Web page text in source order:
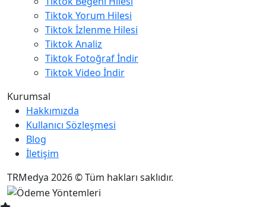
Tiktok Yorum Hilesi
Tiktok İzlenme Hilesi
Tiktok Analiz
Tiktok Fotoğraf İndir
Tiktok Video İndir
Kurumsal
Hakkımızda
Kullanıcı Sözleşmesi
Blog
İletişim
TRMedya 2026 © Tüm hakları saklıdır.